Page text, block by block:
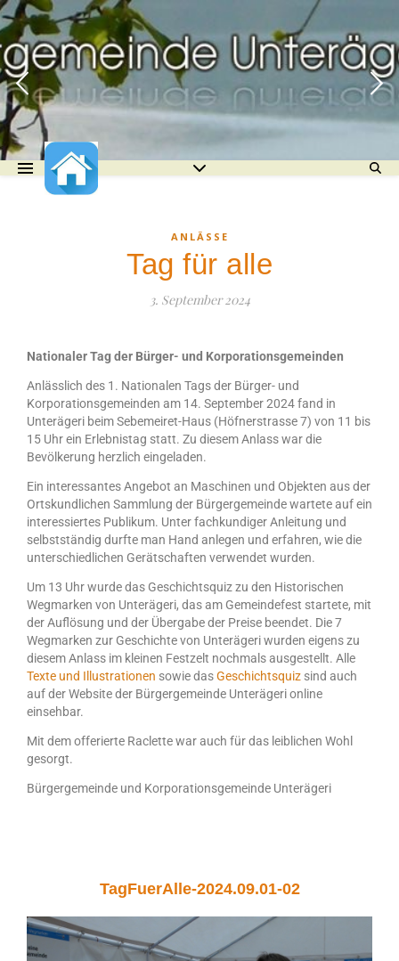
ANLÄSSE
Tag für alle
3. September 2024
Nationaler Tag der Bürger- und Korporationsgemeinden
Anlässlich des 1. Nationalen Tags der Bürger- und
Korporationsgemeinden am 14. September 2024 fand in
Unterägeri beim Sebemeiret-Haus (Höfnerstrasse 7) von 11 bis
15 Uhr ein Erlebnistag statt. Zu diesem Anlass war die
Bevölkerung herzlich eingeladen.
Ein interessantes Angebot an Maschinen und Objekten aus der
Ortskundlichen Sammlung der Bürgergemeinde wartete auf ein
interessiertes Publikum. Unter fachkundiger Anleitung und
selbstständig durfte man Hand anlegen und erfahren, wie die
unterschiedlichen Gerätschaften verwendet wurden.
Um 13 Uhr wurde das Geschichtsquiz zu den Historischen
Wegmarken von Unterägeri, das am Gemeindefest startete, mit
der Auflösung und der Übergabe der Preise beendet. Die 7
Wegmarken zur Geschichte von Unterägeri wurden eigens zu
diesem Anlass im kleinen Festzelt nochmals ausgestellt. Alle
Texte und Illustrationen sowie dasGeschichtsquiz sind auch
auf der Website der Bürgergemeinde Unterägeri online
einsehbar.
Mit dem offerierte Raclette war auch für das leiblichen Wohl
gesorgt.
Bürgergemeinde und Korporationsgemeinde Unterägeri
TagFuerAlle-2024.09.01-02